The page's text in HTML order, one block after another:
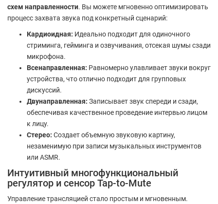
схем направленности. Вы можете мгновенно оптимизировать
процесс захвата звука под конкретный сценарий:
Кардиоидная: Идеально подходит для одиночного
стриминга, гейминга и озвучивания, отсекая шумы сзади
микрофона.
Всенаправленная: Равномерно улавливает звуки вокруг
устройства, что отлично подходит для групповых
дискуссий.
Двунаправленная: Записывает звук спереди и сзади,
обеспечивая качественное проведение интервью лицом
к лицу.
Стерео: Создает объемную звуковую картину,
незаменимую при записи музыкальных инструментов
или ASMR.
Интуитивный многофункциональный
регулятор и сенсор Tap-to-Mute
Управление трансляцией стало простым и мгновенным.